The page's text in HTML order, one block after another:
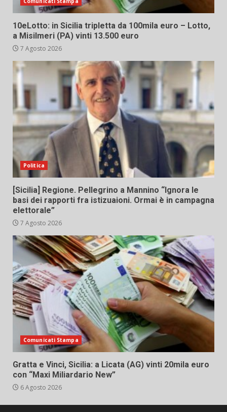
10eLotto: in Sicilia tripletta da 100mila euro – Lotto,
a Misilmeri (PA) vinti 13.500 euro
7 Agosto 2026
Politica
[Sicilia] Regione. Pellegrino a Mannino “Ignora le
basi dei rapporti fra istizuaioni. Ormai è in campagna
elettorale”
7 Agosto 2026
Comunicati Stampa
Gratta e Vinci, Sicilia: a Licata (AG) vinti 20mila euro
con “Maxi Miliardario New”
6 Agosto 2026